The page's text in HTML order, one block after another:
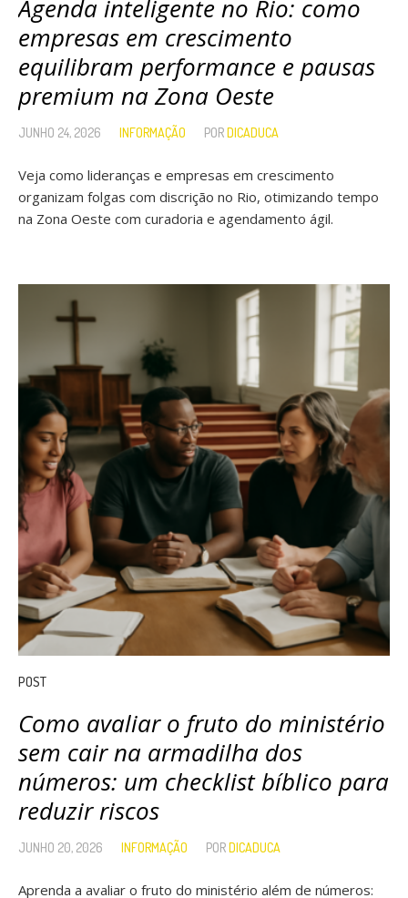
Agenda inteligente no Rio: como
empresas em crescimento
equilibram performance e pausas
premium na Zona Oeste
JUNHO 24, 2026 INFORMAÇÃO PORDICADUCA
Veja como lideranças e empresas em crescimento
organizam folgas com discrição no Rio, otimizando tempo
na Zona Oeste com curadoria e agendamento ágil.
POST
Como avaliar o fruto do ministério
sem cair na armadilha dos
números: um checklist bíblico para
reduzir riscos
JUNHO 20, 2026 INFORMAÇÃO PORDICADUCA
Aprenda a avaliar o fruto do ministério além de números: